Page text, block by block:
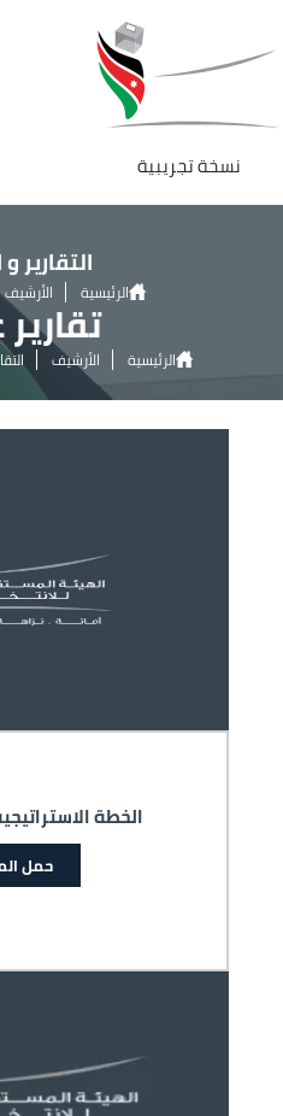
تجاوز إلى المحتوى الرئيسي
نسخة تجريبية
التقارير
الرئيسية الأرشيف
الرئيسية الأرشيف
الخطة الاستراتيجية ( 2023-
حمل